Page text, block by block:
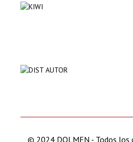
© 2024 DOLMEN - Todos los